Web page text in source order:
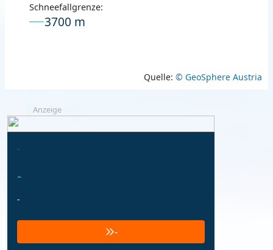
Schneefallgrenze:
3700 m
Quelle: © GeoSphere Austria
Anzeige
-
-
-
-